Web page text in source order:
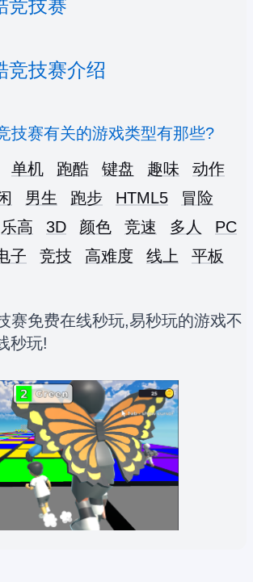
竞技赛
竞技赛介绍
技赛有关的游戏类型有那些?
单机 跑酷 键盘 趣味
动作
男生 跑步 HTML5
冒险
乐高 3D 颜色 竞速 多人
PC
子 竞技 高难度 线上 平板
赛免费在线秒玩,易秒玩的游戏不
秒玩!